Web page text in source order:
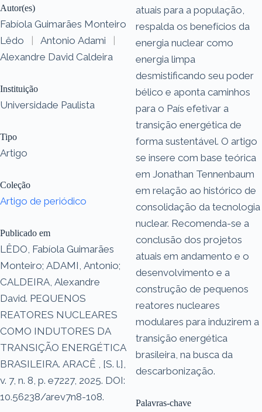
Autor(es)
Fabíola Guimarães Monteiro
Lêdo
| Antonio Adami
|
Alexandre David Caldeira
Instituição
Universidade Paulista
Tipo
Artigo
Coleção
Artigo de periódico
Publicado em
LÊDO, Fabíola Guimarães
Monteiro; ADAMI, Antonio;
CALDEIRA, Alexandre
David. PEQUENOS
REATORES NUCLEARES
COMO INDUTORES DA
TRANSIÇÃO ENERGÉTICA
BRASILEIRA. ARACÊ , [S. l.],
v. 7, n. 8, p. e7227, 2025. DOI:
10.56238/arev7n8-108.
atuais para a população,
respalda os benefícios da
energia nuclear como
energia limpa
desmistificando seu poder
bélico e aponta caminhos
para o País efetivar a
transição energética de
forma sustentável. O artigo
se insere com base teórica
em Jonathan Tennenbaum
em relação ao histórico de
consolidação da tecnologia
nuclear. Recomenda-se a
conclusão dos projetos
atuais em andamento e o
desenvolvimento e a
construção de pequenos
reatores nucleares
modulares para induzirem a
transição energética
brasileira, na busca da
descarbonização.
Palavras-chave